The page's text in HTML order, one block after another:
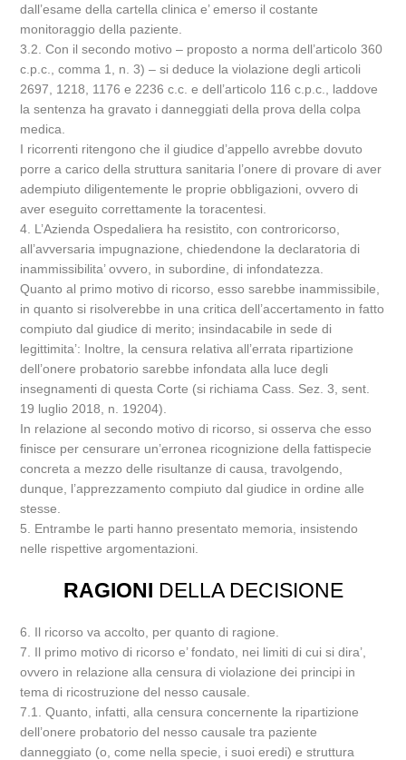
dall’esame della cartella clinica e’ emerso il costante
monitoraggio della paziente.
3.2. Con il secondo motivo – proposto a norma dell’articolo 360
c.p.c., comma 1, n. 3) – si deduce la violazione degli articoli
2697, 1218, 1176 e 2236 c.c. e dell’articolo 116 c.p.c., laddove
la sentenza ha gravato i danneggiati della prova della colpa
medica.
I ricorrenti ritengono che il giudice d’appello avrebbe dovuto
porre a carico della struttura sanitaria l’onere di provare di aver
adempiuto diligentemente le proprie obbligazioni, ovvero di
aver eseguito correttamente la toracentesi.
4. L’Azienda Ospedaliera ha resistito, con controricorso,
all’avversaria impugnazione, chiedendone la declaratoria di
inammissibilita’ ovvero, in subordine, di infondatezza.
Quanto al primo motivo di ricorso, esso sarebbe inammissibile,
in quanto si risolverebbe in una critica dell’accertamento in fatto
compiuto dal giudice di merito; insindacabile in sede di
legittimita’: Inoltre, la censura relativa all’errata ripartizione
dell’onere probatorio sarebbe infondata alla luce degli
insegnamenti di questa Corte (si richiama Cass. Sez. 3, sent.
19 luglio 2018, n. 19204).
In relazione al secondo motivo di ricorso, si osserva che esso
finisce per censurare un’erronea ricognizione della fattispecie
concreta a mezzo delle risultanze di causa, travolgendo,
dunque, l’apprezzamento compiuto dal giudice in ordine alle
stesse.
5. Entrambe le parti hanno presentato memoria, insistendo
nelle rispettive argomentazioni.
RAGIONI DELLA DECISIONE
6. Il ricorso va accolto, per quanto di ragione.
7. Il primo motivo di ricorso e’ fondato, nei limiti di cui si dira’,
ovvero in relazione alla censura di violazione dei principi in
tema di ricostruzione del nesso causale.
7.1. Quanto, infatti, alla censura concernente la ripartizione
dell’onere probatorio del nesso causale tra paziente
danneggiato (o, come nella specie, i suoi eredi) e struttura